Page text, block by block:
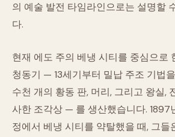
의 예술 발전 타임라인으로는 설명할
다.
현재 에도 주의 베냉 시티를 중심으로
청동기 — 13세기부터 밀납 주조 기법
수천 개의 황동 판, 머리, 그리고 왕실,
사한 조각상 — 를 생산했습니다. 1897
정에서 베냉 시티를 약탈했을 때, 그들